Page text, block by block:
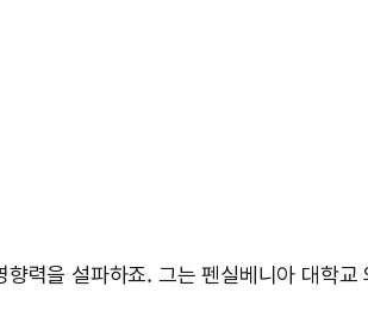
력을 설파하죠. 그는 펜실베니아 대학